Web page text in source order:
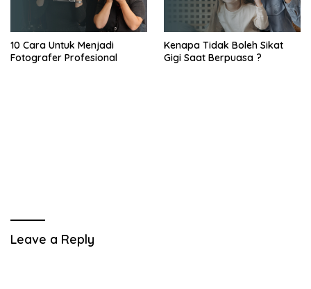
10 Cara Untuk Menjadi
Fotografer Profesional
Kenapa Tidak Boleh Sikat
Gigi Saat Berpuasa ?
Leave a Reply